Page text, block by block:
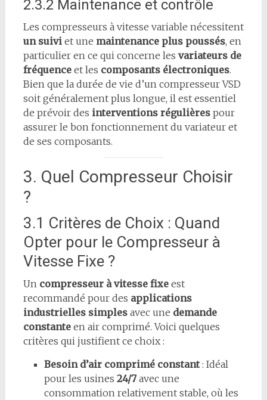
2.3.2 Maintenance et contrôle
Les compresseurs à vitesse variable nécessitent
un suiviet une maintenance plus poussés, en
particulier en ce qui concerne les variateurs de
fréquenceet les composants électroniques.
Bien que la durée de vie d’un compresseur VSD
soit généralement plus longue, il est essentiel
de prévoir des interventions régulièrespour
assurer le bon fonctionnement du variateur et
de ses composants.
3. Quel Compresseur Choisir
?
3.1 Critères de Choix : Quand
Opter pour le Compresseur à
Vitesse Fixe ?
Un compresseur à vitesse fixeest
recommandé pour des applications
industrielles simplesavec une demande
constanteen air comprimé. Voici quelques
critères qui justifient ce choix :
Besoin d’air comprimé constant: Idéal
pour les usines 24/7avec une
consommation relativement stable, où les